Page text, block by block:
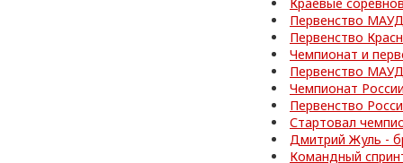
Первенство
Первенство
Чемпионат и
Первенство
Чемпионат
Первенство
Стартовал
Дмитрий Жуль -
Командный